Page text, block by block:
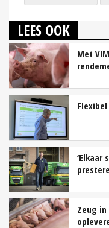
LEES OOK
Met
Zeug